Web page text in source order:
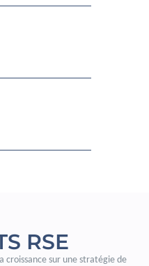
RSE
croissance sur une stratégie de